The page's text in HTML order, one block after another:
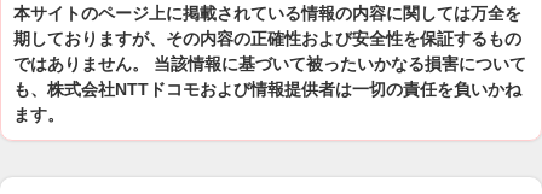
本サイトのページ上に掲載されている情報の内容に関しては万全を
期しておりますが、その内容の正確性および安全性を保証するもの
ではありません。 当該情報に基づいて被ったいかなる損害について
も、株式会社NTTドコモおよび情報提供者は一切の責任を負いかね
ます。